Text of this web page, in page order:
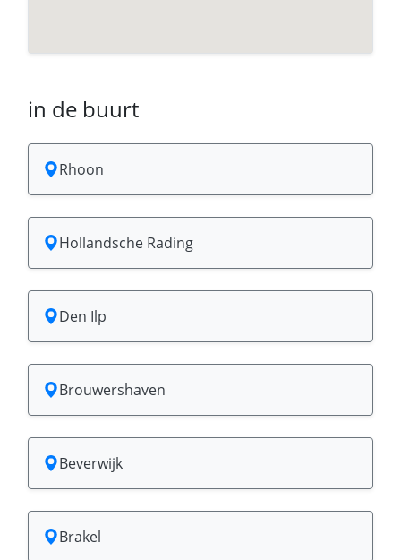
in de buurt
Rhoon
Hollandsche Rading
Den Ilp
Brouwershaven
Beverwijk
Brakel